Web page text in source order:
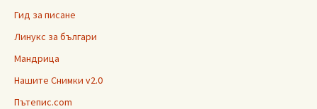
Гид за писане
Линукс за българи
Мандрица
Нашите Снимки v2.0
Пътепис.com